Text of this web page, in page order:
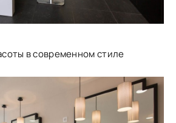
в современном стиле